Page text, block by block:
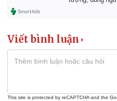
Viết bình luận
This site is protected by reCAPTCHA and the